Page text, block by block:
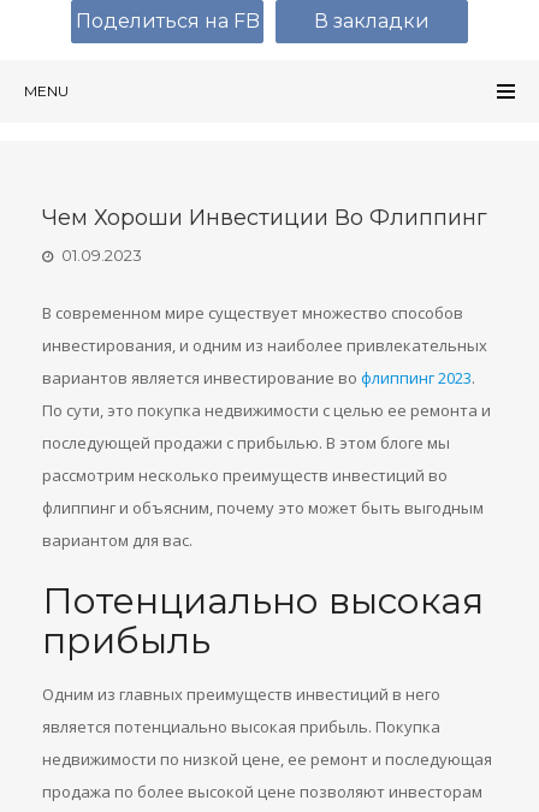
MENU
Чем Хороши Инвестиции Во Флиппинг
01.09.2023
В современном мире существует множество способов
инвестирования, и одним из наиболее привлекательных
вариантов является инвестирование во флиппинг 2023.
По сути, это покупка недвижимости с целью ее ремонта и
последующей продажи с прибылью. В этом блоге мы
рассмотрим несколько преимуществ инвестиций во
флиппинг и объясним, почему это может быть выгодным
вариантом для вас.
Потенциально высокая
прибыль
Одним из главных преимуществ инвестиций в него
является потенциально высокая прибыль. Покупка
недвижимости по низкой цене, ее ремонт и последующая
продажа по более высокой цене позволяют инвесторам
Поделиться на FB В закладки